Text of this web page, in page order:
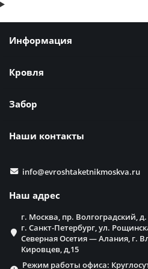
Информация
Кровля
Забор
Наши контакты
info@evroshtaketnikmoskva.ru
Наш адрес
г. Москва, пр. Волгоградский,
г. Санкт-Петербург, ул.
Северная Осетия — Алания, г.
Кировцев, д,15
Режим работы офиса: